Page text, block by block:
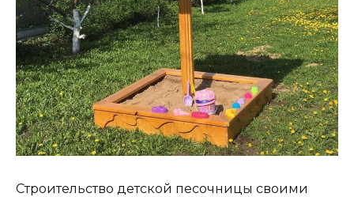
Строительство детской песочницы своими